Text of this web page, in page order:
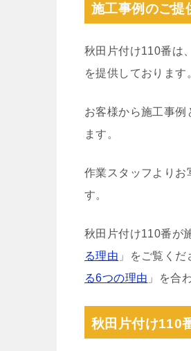
施工事例のご提
秋田片付け110番は、
を提供しております
お客様から施工事
ます。
作業スタッフよりお
す。
秋田片付け110番が
る理由 」をご覧く
る6つの理由 」を合
秋田片付け110